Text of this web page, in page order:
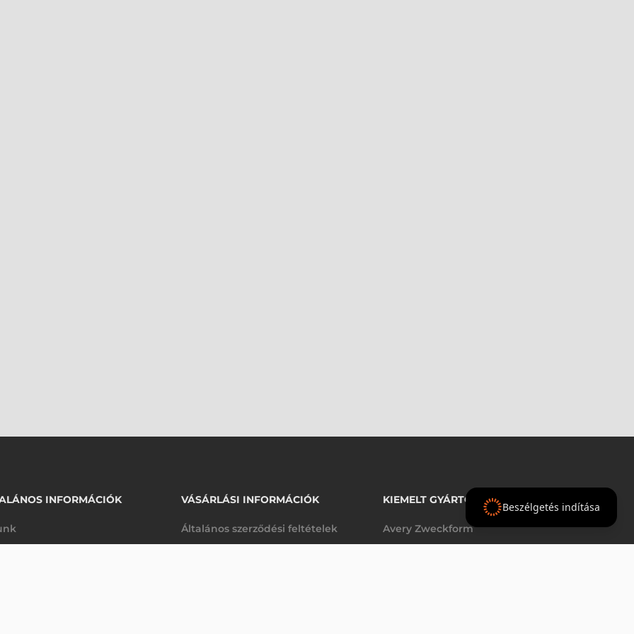
INFORMÁCIÓK VÁSÁRLÁSI INFORMÁCIÓK
Általános szerződési feltételek
KIEMELT GYÁRTÓINK
Avery Zweckform
Beszélgetés indítása